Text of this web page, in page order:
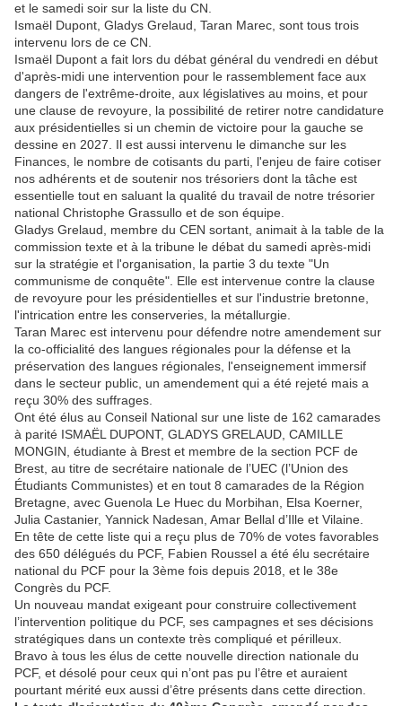
et le samedi soir sur la liste du CN.
Ismaël Dupont, Gladys Grelaud, Taran Marec, sont tous trois
intervenu lors de ce CN.
Ismaël Dupont a fait lors du débat général du vendredi en début
d'après-midi une intervention pour le rassemblement face aux
dangers de l'extrême-droite, aux législatives au moins, et pour
une clause de revoyure, la possibilité de retirer notre candidature
aux présidentielles si un chemin de victoire pour la gauche se
dessine en 2027. Il est aussi intervenu le dimanche sur les
Finances, le nombre de cotisants du parti, l'enjeu de faire cotiser
nos adhérents et de soutenir nos trésoriers dont la tâche est
essentielle tout en saluant la qualité du travail de notre trésorier
national Christophe Grassullo et de son équipe.
Gladys Grelaud, membre du CEN sortant, animait à la table de la
commission texte et à la tribune le débat du samedi après-midi
sur la stratégie et l'organisation, la partie 3 du texte "Un
communisme de conquête". Elle est intervenue contre la clause
de revoyure pour les présidentielles et sur l'industrie bretonne,
l'intrication entre les conserveries, la métallurgie.
Taran Marec est intervenu pour défendre notre amendement sur
la co-officialité des langues régionales pour la défense et la
préservation des langues régionales, l'enseignement immersif
dans le secteur public, un amendement qui a été rejeté mais a
reçu 30% des suffrages.
Ont été élus au Conseil National sur une liste de 162 camarades
à parité ISMAËL DUPONT, GLADYS GRELAUD, CAMILLE
MONGIN, étudiante à Brest et membre de la section PCF de
Brest, au titre de secrétaire nationale de l’UEC (l’Union des
Étudiants Communistes) et en tout 8 camarades de la Région
Bretagne, avec Guenola Le Huec du Morbihan, Elsa Koerner,
Julia Castanier, Yannick Nadesan, Amar Bellal d’Ille et Vilaine.
En tête de cette liste qui a reçu plus de 70% de votes favorables
des 650 délégués du PCF, Fabien Roussel a été élu secrétaire
national du PCF pour la 3ème fois depuis 2018, et le 38e
Congrès du PCF.
Un nouveau mandat exigeant pour construire collectivement
l’intervention politique du PCF, ses campagnes et ses décisions
stratégiques dans un contexte très compliqué et périlleux.
Bravo à tous les élus de cette nouvelle direction nationale du
PCF, et désolé pour ceux qui n’ont pas pu l’être et auraient
pourtant mérité eux aussi d’être présents dans cette direction.